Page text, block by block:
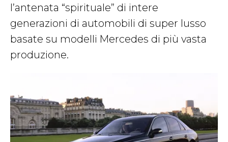
l’antenata “spirituale” di intere
generazioni di automobili di super lusso
basate su modelli Mercedes di più vasta
produzione.